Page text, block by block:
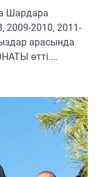
Шардара
2009-2010, 2011-
арасында
өтті.…